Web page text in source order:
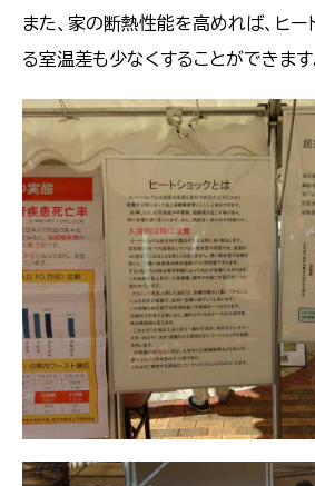
また、家の断熱性能を高めれば、ヒー
る室温差も少なくすることができます